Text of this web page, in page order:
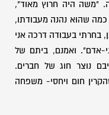
"משה היה חרוץ מאוד",
כמה שהוא נהנה מעבודתו,
בחרתי בעבודה דרכה אני
אדם". ואמנם, ביתם של
נוצר חוג של חברים.
חום ויחסי- משפחה